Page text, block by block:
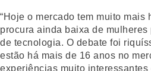
“Hoje o mercado tem muito mais
procura ainda baixa de
de tecnologia. O debate foi
estão há mais de 16 anos no
experiências muito interessantes